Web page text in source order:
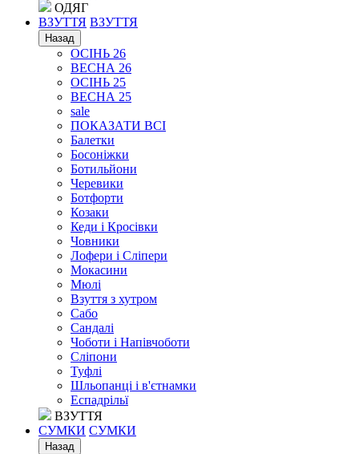
ОДЯГ
ВЗУТТЯ ВЗУТТЯ
Назад
ОСІНЬ 26
ВЕСНА 26
ОСІНЬ 25
ВЕСНА 25
sale
ПОКАЗАТИ ВСІ
Балетки
Босоніжки
Ботильйони
Черевики
Ботфорти
Козаки
Кеди і Кросівки
Човники
Лофери і Сліпери
Мокасини
Мюлі
Взуття з хутром
Сабо
Сандалі
Чоботи і Напівчоботи
Сліпони
Туфлі
Шльопанці і в'єтнамки
Еспадрільї
ВЗУТТЯ
СУМКИ СУМКИ
Назад